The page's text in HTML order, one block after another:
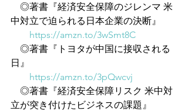
◎著書『経済安全保障のジレンマ 米
中対立で迫られる日本企業の決断』
https://amzn.to/3wSmt8C
◎著書『トヨタが中国に接収される
日』
https://amzn.to/3pQwcvj
◎著書『経済安全保障リスク 米中対
立が突き付けたビジネスの課題』